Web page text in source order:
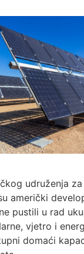
udruženja
američki
pustili u rad
vjetro i
domaći